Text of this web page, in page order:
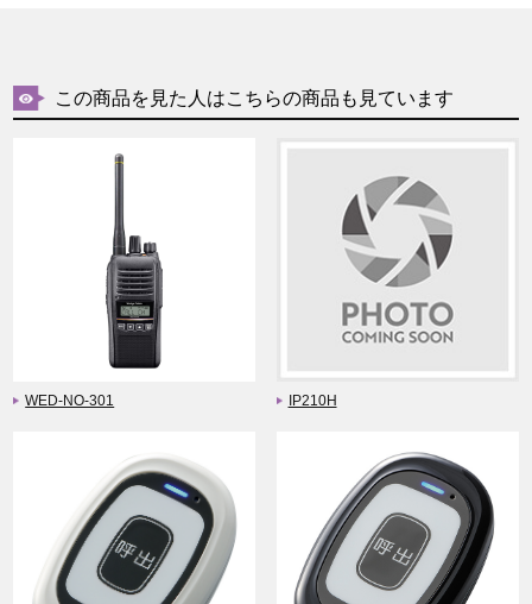
この商品を見た人はこちらの商品も見ています
WED-NO-301 IP210H